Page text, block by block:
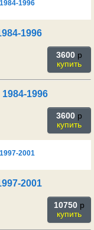
1984-1996
1996
3600 p
купить
1996
3600 p
купить
1997-2001
2001
10750 p
купить